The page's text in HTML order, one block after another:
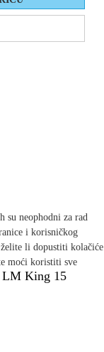
LM King 15
su neophodni za rad
i korisničkog
li dopustiti kolačiće
moći koristiti sve